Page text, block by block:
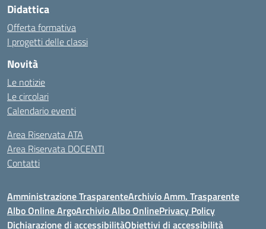
Didattica
Offerta formativa
I progetti delle classi
Novità
Le notizie
Le circolari
Calendario eventi
Area Riservata ATA
Area Riservata DOCENTI
Contatti
Amministrazione TrasparenteArchivio Amm. Trasparente
Albo Online ArgoArchivio Albo OnlinePrivacy Policy
Dichiarazione di accessibilitàObiettivi di accessibilità